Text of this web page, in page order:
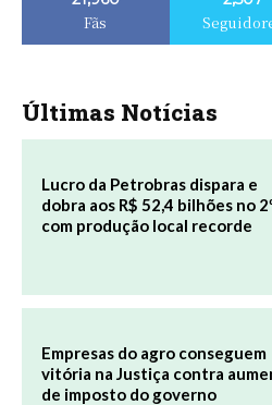
Fãs
Últimas Notícias
Lucro da Petrobras dispara e
dobra aos R$ 52,4 bilhões no
com produção local recorde
Empresas do agro conseguem
vitória na Justiça contra
de imposto do governo